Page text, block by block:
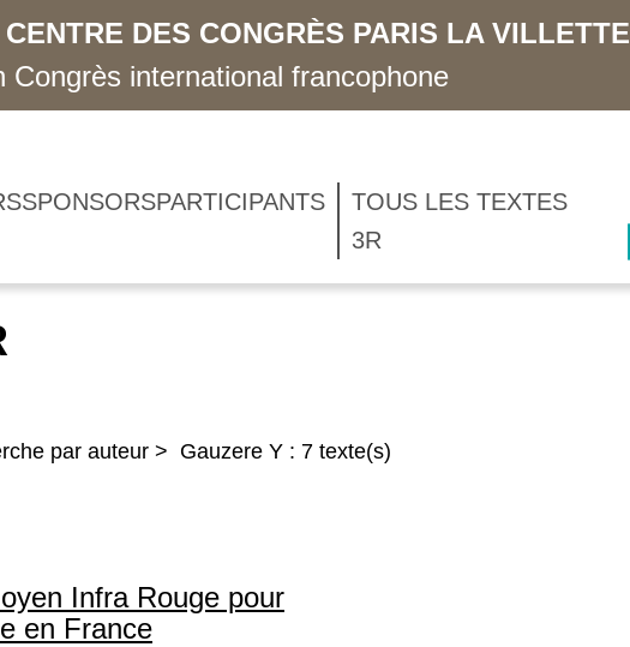
DES CONGRÈS PARIS LA VILLETTE
Congrès international francophone
SPONSORSPARTICIPANTS
TOUS LES TEXTES
3R
par auteur > Gauzere Y : 7 texte(s)
Infra Rouge pour
en France